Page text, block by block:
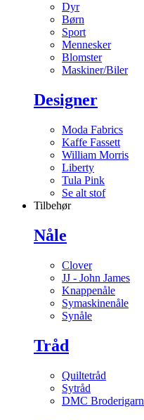
Dyr
Børn
Sport
Mennesker
Blomster
Maskiner/Biler
Designer
Moda Fabrics
Kaffe Fassett
William Morris
Liberty
Tula Pink
Se alt stof
Tilbehør
Nåle
Clover
JJ - John James
Knappenåle
Symaskinenåle
Synåle
Tråd
Quiltetråd
Sytråd
DMC Broderigarn